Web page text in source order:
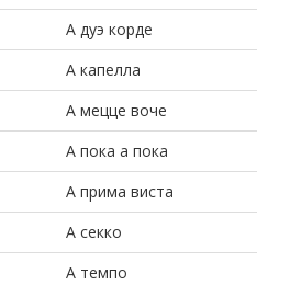
А дуэ корде
А капелла
А мецце воче
А пока а пока
А прима виста
А секко
А темпо